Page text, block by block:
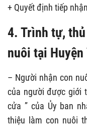
+ Quyết định tiếp
4. Trình tự,
nuôi tại Huyện
– Người nhận con
của người được giới
cửa ” của Ủy ban
thiệu làm con nuôi